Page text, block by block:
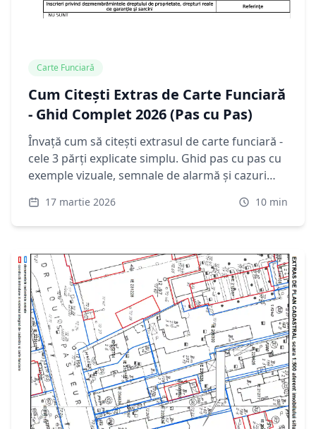
Carte Funciară
Cum Citești Extras de Carte Funciară
- Ghid Complet 2026 (Pas cu Pas)
Învață cum să citești extrasul de carte funciară -
cele 3 părți explicate simplu. Ghid pas cu pas cu
exemple vizuale, semnale de alarmă și cazuri
17 martie 2026 10 min